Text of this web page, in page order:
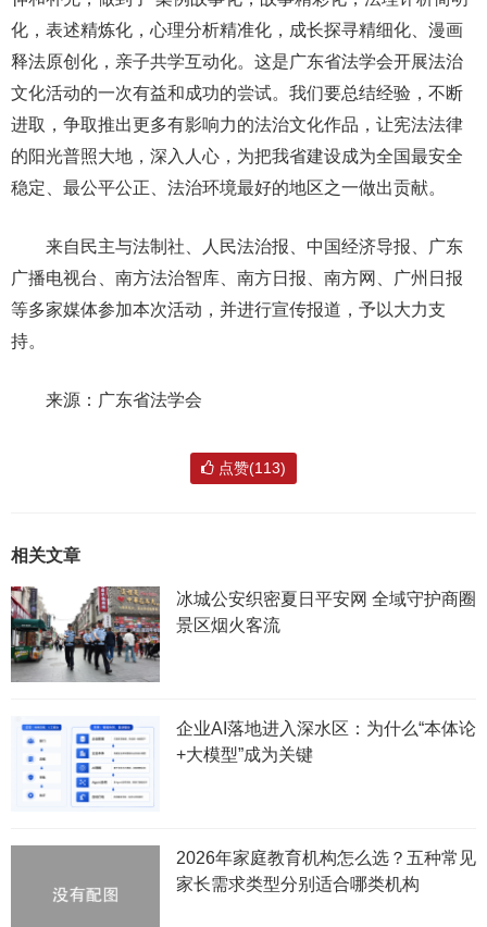
化，表述精炼化，心理分析精准化，成长探寻精细化、漫画
释法原创化，亲子共学互动化。这是广东省法学会开展法治
文化活动的一次有益和成功的尝试。我们要总结经验，不断
进取，争取推出更多有影响力的法治文化作品，让宪法法律
的阳光普照大地，深入人心，为把我省建设成为全国最安全
稳定、最公平公正、法治环境最好的地区之一做出贡献。
来自民主与法制社、人民法治报、中国经济导报、广东
广播电视台、南方法治智库、南方日报、南方网、广州日报
等多家媒体参加本次活动，并进行宣传报道，予以大力支
持。
来源：广东省法学会
点赞(113)
相关文章
冰城公安织密夏日平安网 全域守护商圈
景区烟火客流
企业AI落地进入深水区：为什么“本体论
+大模型”成为关键
2026年家庭教育机构怎么选？五种常见
家长需求类型分别适合哪类机构